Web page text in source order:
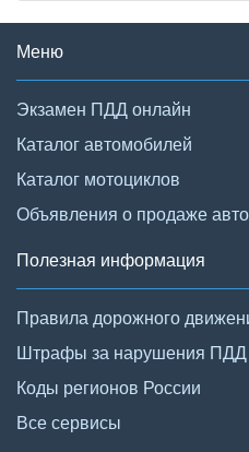
Меню
Экзамен ПДД онлайн
Каталог автомобилей
Каталог мотоциклов
Объявления о продаже авто
Полезная информация
Правила дорожного
Штрафы за нарушения ПДД
Коды регионов России
Все сервисы